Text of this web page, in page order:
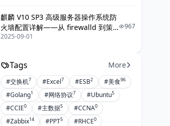
麒麟 V10 SP3 高级服务器操作系统防
火墙配置详解——从 firewalld 到策
略落地的最佳实践
2025-09-01
967
Tags More
#交换机7 #Excel7 #ESB2 #美食96
#Golang1 #网络协议7 #Ubuntu5
#CCIE0 #主数据5 #CCNA0
#Zabbix14 #PPT5 #RHCE0